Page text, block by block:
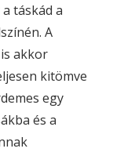
táskád a
A
akkor
kitömve
egy
és a